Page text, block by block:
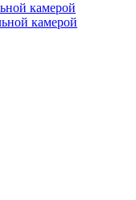
камерой
камерой